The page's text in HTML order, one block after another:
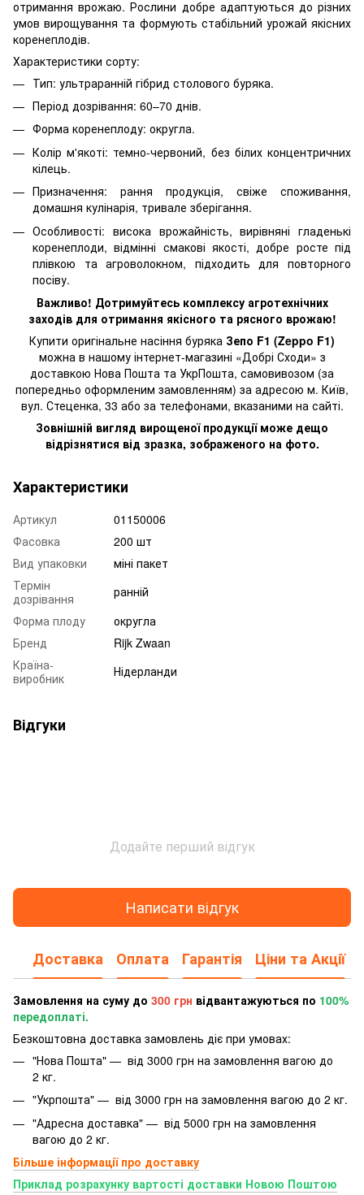
отримання врожаю. Рослини добре адаптуються до різних
умов вирощування та формують стабільний урожай якісних
коренеплодів.
Характеристики сорту:
Тип: ультраранній гібрид столового буряка.
Період дозрівання: 60–70 днів.
Форма коренеплоду: округла.
Колір м'якоті: темно-червоний, без білих концентричних
кілець.
Призначення: рання продукція, свіже споживання,
домашня кулінарія, тривале зберігання.
Особливості: висока врожайність, вирівняні гладенькі
коренеплоди, відмінні смакові якості, добре росте під
плівкою та агроволокном, підходить для повторного
посіву.
Важливо! Дотримуйтесь комплексу агротехнічних
заходів для отримання якісного та рясного врожаю!
Купити оригінальне насіння буряка Зепо F1 (Zeppo F1)
можна в нашому інтернет-магазині «Добрі Сходи» з
доставкою Нова Пошта та УкрПошта, самовивозом (за
попередньо оформленим замовленням) за адресою м. Київ,
вул. Стеценка, 33 або за телефонами, вказаними на сайті.
Зовнішній вигляд вирощеної продукції може дещо
відрізнятися від зразка, зображеного на фото.
Характеристики
Артикул
01150006
Фасовка
200 шт
Вид упаковки
міні пакет
Термін
дозрівання
ранній
Форма плоду
округла
Бренд
Rijk Zwaan
Країна-
виробник
Нідерланди
Відгуки
Додайте перший відгук
Написати відгук
Доставка Оплата Гарантія Ціни та Акції
Замовлення на суму до 300 грн відвантажуються по 100%
передоплаті.
Безкоштовна доставка замовлень діє при умовах:
"Нова Пошта" — від 3000 грн на замовлення вагою до
2 кг.
"Укрпошта" — від 3000 грн на замовлення вагою до 2 кг.
"Адресна доставка" — від 5000 грн на замовлення
вагою до 2 кг.
Більше інформації про доставку
Приклад розрахунку вартості доставки Новою Поштою